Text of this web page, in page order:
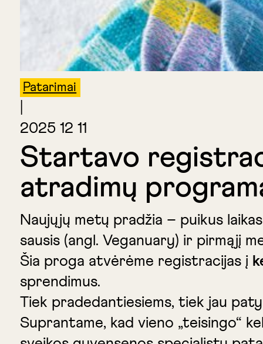
Patarimai
2025 12 11
Startavo
atradimų
Naujųjų metų pradžia – puikus
sausis (angl. Veganuary) ir pirmąjį
Šia proga atvėrėme registracijas į
sprendimus.
Tiek pradedantiesiems, tiek jau
Suprantame, kad vieno „teisingo“